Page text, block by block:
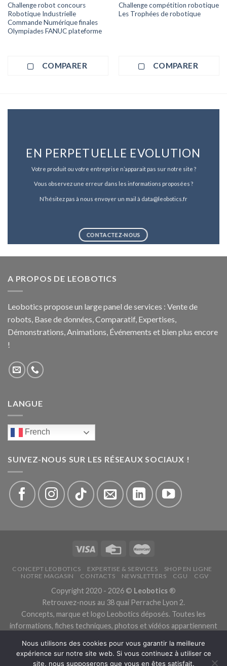
Challenge robot concours
Robotique Industrielle
Commande Numérique finales
Olympiades FANUC plateforme
COMPARER
Challenge compétition robotique
Les Trophées de robotique
COMPARER
EN PERPETUELLE EVOLUTION
Votre produit ou votre entreprise n’apparait pas sur notre site ?
Vous observez une erreur dans les informations proposées ?
N’hésitez pas à nous envoyer un mail à data@leobotics.fr
CONTACTEZ-NOUS
A PROPOS DE LEOBOTICS
Leobotics propose un large panel de services : Vente de
robots, Base de données, Comparatif, Expertises,
Démonstrations, Animations, Événements et bien plus encore
!
LANGUE
French
SUIVEZ-NOUS SUR LES RÉSEAUX SOCIAUX !
CONCEPT LEOBOTICS EXPERTISE & SERVICES
SHOP EN LIGNE
NOTRE MAGASIN
CONTACTS NEWSLETTERS CGU CGV
Copyright 2020 - 2026 © Leobotics ®
Retrouvez-nous au 38 quai Perrache Lyon 2.
Concepts, marque et logo Leobotics déposés. Toutes les
informations, fiches techniques, photos et vidéos appartiennent
Les traductions sont automatiques, veuillez nous excuser pour
les traductions erronées.
Nous utilisons des cookies pour vous garantir la meilleure
expérience sur notre site web. Si vous continuez à utiliser ce
site, nous supposerons que vous en êtes satisfait.